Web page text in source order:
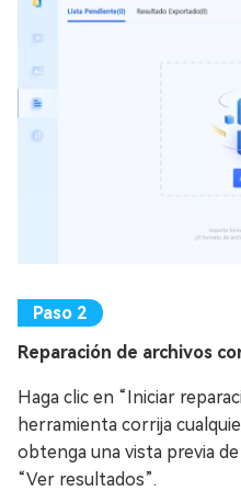
Reparación de archivos
Haga clic en “Iniciar
herramienta corrija
obtenga una vista previa
“Ver resultados”.